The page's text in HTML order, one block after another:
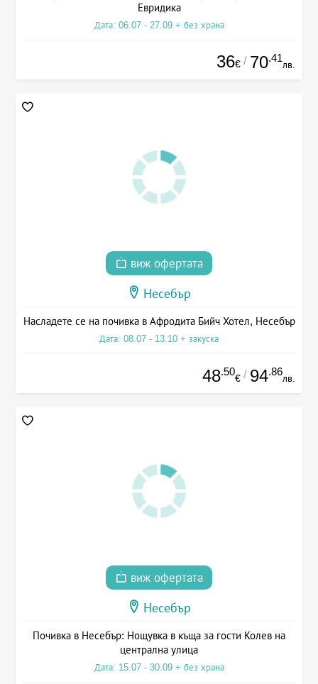
Евридика
Дата: 06.07 - 27.09 + без храна
36€ / 70.41
лв.
виж офертата
Несебър
Насладете се на почивка в Афродита Бийч Хотел, Несебър
Дата: 08.07 - 13.10 + закуска
48.50
€ / 94.86
лв.
виж офертата
Несебър
Почивка в Несебър: Нощувка в къща за гости Колев на
централна улица
Дата: 15.07 - 30.09 + без храна